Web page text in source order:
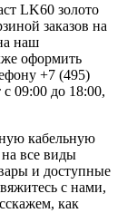
LK60 золото
заказов на
наш
оформить
+7 (495)
09:00 до 18:00,
кабельную
все виды
и доступные
с нами,
как